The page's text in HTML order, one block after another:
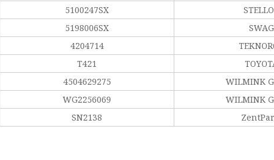
5100247SX
5198006SX SWAG
4204714
T421
4504629275 WILMINK
WG2256069 WILMINK
SN2138